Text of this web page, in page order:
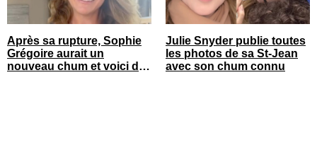
Après sa rupture, Sophie
Grégoire aurait un
nouveau chum et voici de
Julie Snyder publie toutes
les photos de sa St-Jean
avec son chum connu